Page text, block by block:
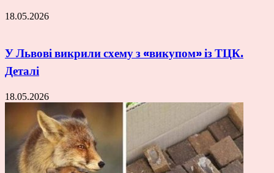
18.05.2026
У Львові викрили схему з «викупом» із ТЦК.
Деталі
18.05.2026